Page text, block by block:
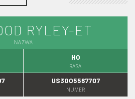
RYLEY-ET
NAZWA
HO
RASA
US3005567707
NUMER